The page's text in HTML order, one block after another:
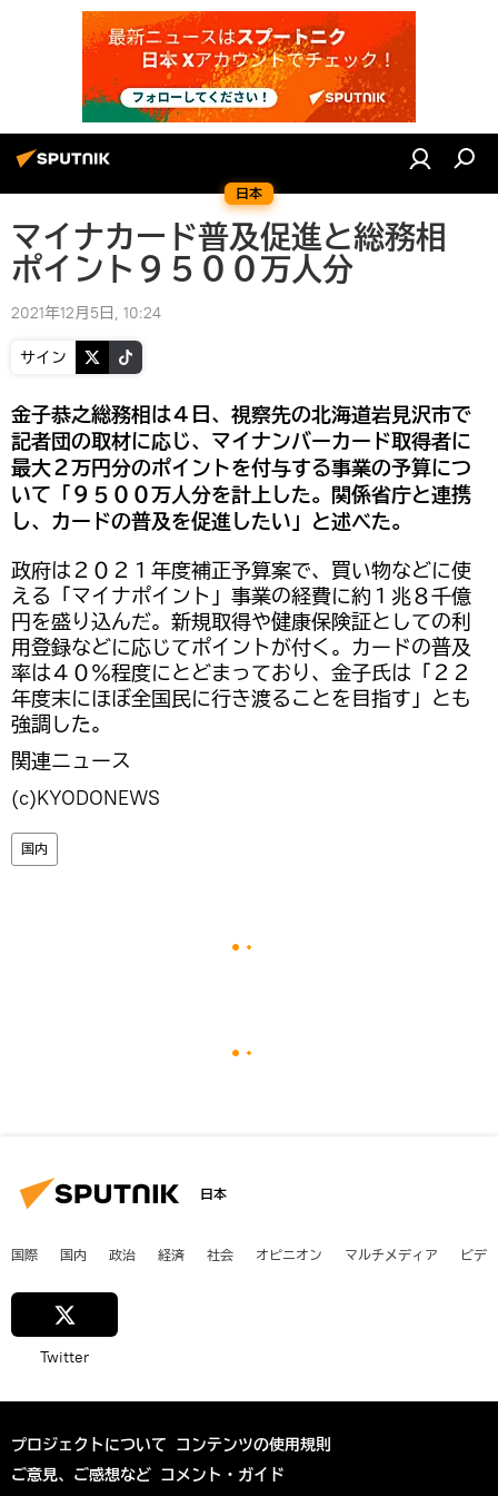
日本
マイナカード普及促進と総務相
ポイント９５００万人分
2021年12月5日, 10:24
サイン
金子恭之総務相は４日、視察先の北海道岩見沢市で
記者団の取材に応じ、マイナンバーカード取得者に
最大２万円分のポイントを付与する事業の予算につ
いて「９５００万人分を計上した。関係省庁と連携
し、カードの普及を促進したい」と述べた。
政府は２０２１年度補正予算案で、買い物などに使
える「マイナポイント」事業の経費に約１兆８千億
円を盛り込んだ。新規取得や健康保険証としての利
用登録などに応じてポイントが付く。カードの普及
率は４０％程度にとどまっており、金子氏は「２２
年度末にほぼ全国民に行き渡ることを目指す」とも
強調した。
関連ニュース
(c)KYODONEWS
国内
日本
国際 国内 政治 経済 社会 オピニオン マルチメディア ビデ
Twitter
プロジェクトについて コンテンツの使用規則
ご意見、ご感想など コメント・ガイド